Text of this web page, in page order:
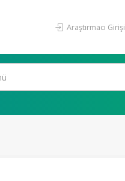
Araştırmacı Girişi